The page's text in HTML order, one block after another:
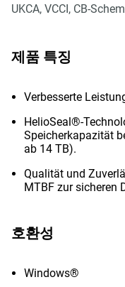
UKCA, VCCI, CB-
제품 특징
Verbesserte
HelioSeal®-
Speicherkapazität
ab 14 TB).
Qualität und
MTBF zur sicheren
호환성
Windows®